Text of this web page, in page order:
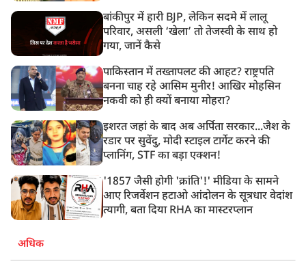
बांकीपुर में हारी BJP, लेकिन सदमे में लालू
परिवार, असली ‘खेला’ तो तेजस्वी के साथ हो
गया, जानें कैसे
पाकिस्तान में तख्तापलट की आहट? राष्ट्रपति
बनना चाह रहे आसिम मुनीर! आखिर मोहसिन
नकवी को ही क्यों बनाया मोहरा?
इशरत जहां के बाद अब अर्पिता सरकार...जैश के
रडार पर सुवेंदु, मोदी स्टाइल टार्गेट करने की
प्लानिंग, STF का बड़ा एक्शन!
'1857 जैसी होगी 'क्रांति'!' मीडिया के सामने
आए रिजर्वेशन हटाओ आंदोलन के सूत्रधार वेदांश
त्यागी, बता दिया RHA का मास्टरप्लान
अधिक